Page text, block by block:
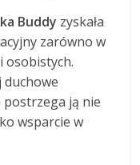
Buddy zyskała
zarówno w
osobistych.
duchowe
postrzega ją nie
wsparcie w